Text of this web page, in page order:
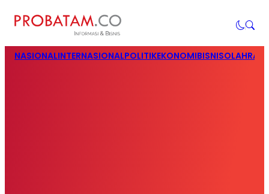
NASIONALINTERNASIONALPOLITIKEKONOMIBISNIS